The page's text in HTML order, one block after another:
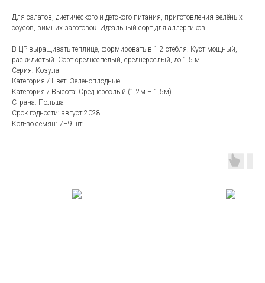
Для салатов, диетического и детского питания, приготовления зелёных
соусов, зимних заготовок. Идеальный сорт для аллергиков.
В ЦР выращивать теплице, формировать в 1-2 стебля. Куст мощный,
раскидистый. Сорт среднеспелый, среднерослый, до 1,5 м.
Серия: Козула
Категория / Цвет: Зеленоплодные
Категория / Высота: Cреднерослый (1,2м – 1,5м)
Страна: Польша
Срок годности: август 2028
Кол-во семян: 7–9 шт.